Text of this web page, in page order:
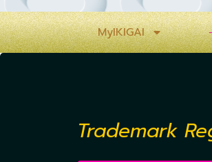
MyIKIGAI
Trademark